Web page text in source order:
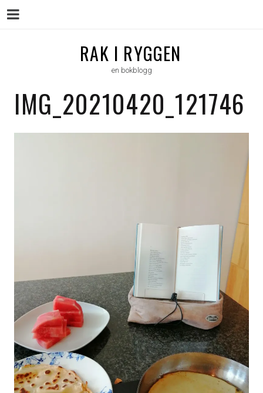
RAK I RYGGEN
en bokblogg
IMG_20210420_121746
Menu